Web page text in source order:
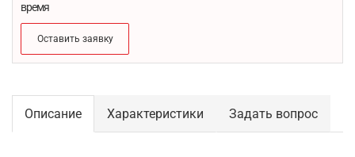
время
Оставить заявку
Описание Характеристики Задать вопрос